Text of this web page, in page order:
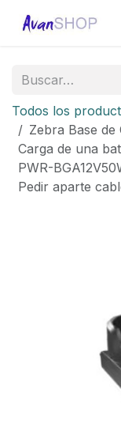
Todos los
Zebra Base de
Carga de una
PWR-
Pedir aparte